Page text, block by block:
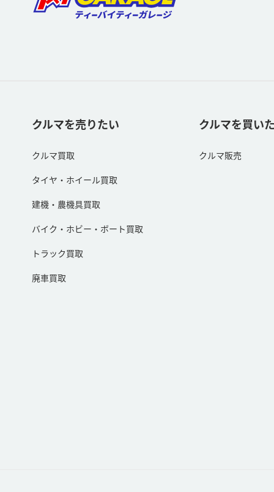
クルマを売りたい
クルマ買取
タイヤ・ホイール買取
建機・農機具買取
バイク・ホビー・ボート買取
トラック買取
廃車買取
クルマを買い
クルマ販売